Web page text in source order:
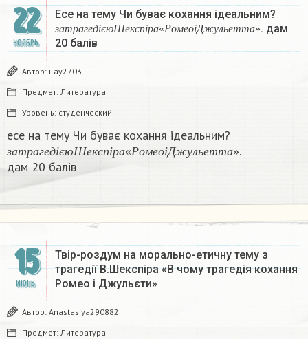
22
НОЯБРЬ
Есе на тему Чи буває кохання ідеальним?
за т р а ге д іє ю Ш е кс п ір а Р оме о іД ж ул ье т т а
ед єюШ к ра ом і Д
.​ дам
20 балів
Автор: ilay2703
Предмет: Литература
Уровень: студенческий
есе на тему Чи буває кохання ідеальним?
з а т р а г е д і є ю Ш е кс п і р а « Р оме о іДж ул ье т т а »
зат ра гедіє юШексп іра«РомеоіДжуль
.​
дам 20 балів
15
ИЮНЬ
Твір-роздум на морально-етичну тему з
трагедії В.Шекспіра «В чому трагедія кохання
Ромео і Джульєти»
Автор: Anastasiya290882
Предмет: Литература